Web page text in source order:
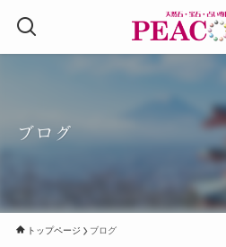
ブログ
トップページ ブログ